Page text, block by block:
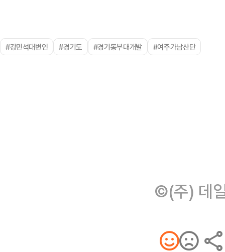
#강민석대변인 #경기도 #경기동부대개발 #여주가남산단
©(주) 데